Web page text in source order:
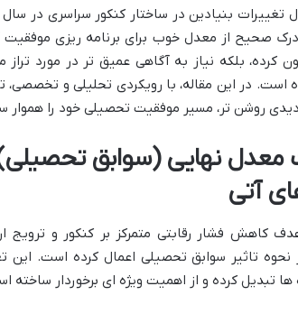
تغییرات بنیادین در ساختار کنکور سراسری در
صحیح از معدل خوب برای برنامه ریزی موفقیت
کرده، بلکه نیاز به آگاهی عمیق تر در مورد
است. در این مقاله، با رویکردی تحلیلی و تخصصی،
دیدی روشن تر، مسیر موفقیت تحصیلی خود را هموار
نهایی (سوابق
کاهش فشار رقابتی متمرکز بر کنکور و ترویج
تاثیر سوابق تحصیلی اعمال کرده است. این
تبدیل کرده و از اهمیت ویژه ای برخوردار ساخته